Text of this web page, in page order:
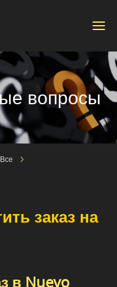
вопросы
Все
заказ на
в Nuevo